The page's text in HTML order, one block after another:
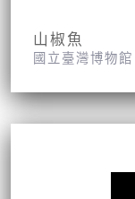
山椒魚
國立臺灣博物館